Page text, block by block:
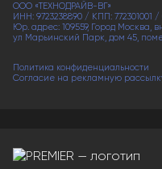
ООО «ТЕХНОДРАЙВ-ВГ»
ИНН: 9723238890 / КПП: 772301001 /
Юр. адрес: 109559, Город Москва,
ул Марьинский Парк, дом 45,
Политика конфиденциальности
Согласие на рекламную